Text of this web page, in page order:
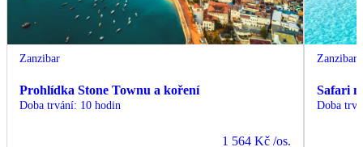
Zanzibar
Prohlídka Stone Townu a koření
Doba trvání: 10 hodin
1 564 Kč /os.
Zanzibar
Safari
Doba